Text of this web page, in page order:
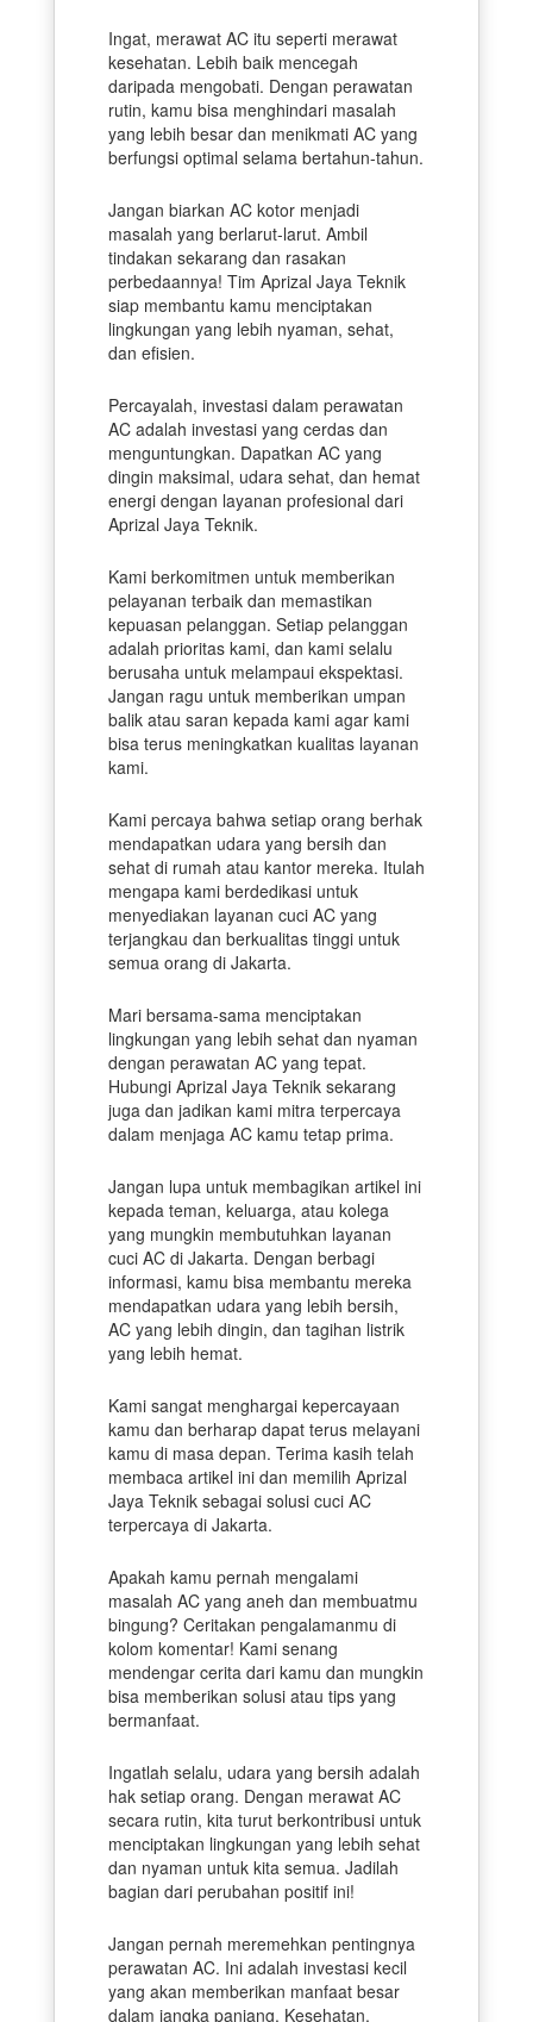
Ingat, merawat AC itu seperti merawat
kesehatan. Lebih baik mencegah
daripada mengobati. Dengan perawatan
rutin, kamu bisa menghindari masalah
yang lebih besar dan menikmati AC yang
berfungsi optimal selama bertahun-tahun.
Jangan biarkan AC kotor menjadi
masalah yang berlarut-larut. Ambil
tindakan sekarang dan rasakan
perbedaannya! Tim Aprizal Jaya Teknik
siap membantu kamu menciptakan
lingkungan yang lebih nyaman, sehat,
dan efisien.
Percayalah, investasi dalam perawatan
AC adalah investasi yang cerdas dan
menguntungkan. Dapatkan AC yang
dingin maksimal, udara sehat, dan hemat
energi dengan layanan profesional dari
Aprizal Jaya Teknik.
Kami berkomitmen untuk memberikan
pelayanan terbaik dan memastikan
kepuasan pelanggan. Setiap pelanggan
adalah prioritas kami, dan kami selalu
berusaha untuk melampaui ekspektasi.
Jangan ragu untuk memberikan umpan
balik atau saran kepada kami agar kami
bisa terus meningkatkan kualitas layanan
kami.
Kami percaya bahwa setiap orang berhak
mendapatkan udara yang bersih dan
sehat di rumah atau kantor mereka. Itulah
mengapa kami berdedikasi untuk
menyediakan layanan cuci AC yang
terjangkau dan berkualitas tinggi untuk
semua orang di Jakarta.
Mari bersama-sama menciptakan
lingkungan yang lebih sehat dan nyaman
dengan perawatan AC yang tepat.
Hubungi Aprizal Jaya Teknik sekarang
juga dan jadikan kami mitra terpercaya
dalam menjaga AC kamu tetap prima.
Jangan lupa untuk membagikan artikel ini
kepada teman, keluarga, atau kolega
yang mungkin membutuhkan layanan
cuci AC di Jakarta. Dengan berbagi
informasi, kamu bisa membantu mereka
mendapatkan udara yang lebih bersih,
AC yang lebih dingin, dan tagihan listrik
yang lebih hemat.
Kami sangat menghargai kepercayaan
kamu dan berharap dapat terus melayani
kamu di masa depan. Terima kasih telah
membaca artikel ini dan memilih Aprizal
Jaya Teknik sebagai solusi cuci AC
terpercaya di Jakarta.
Apakah kamu pernah mengalami
masalah AC yang aneh dan membuatmu
bingung? Ceritakan pengalamanmu di
kolom komentar! Kami senang
mendengar cerita dari kamu dan mungkin
bisa memberikan solusi atau tips yang
bermanfaat.
Ingatlah selalu, udara yang bersih adalah
hak setiap orang. Dengan merawat AC
secara rutin, kita turut berkontribusi untuk
menciptakan lingkungan yang lebih sehat
dan nyaman untuk kita semua. Jadilah
bagian dari perubahan positif ini!
Jangan pernah meremehkan pentingnya
perawatan AC. Ini adalah investasi kecil
yang akan memberikan manfaat besar
dalam jangka panjang. Kesehatan,